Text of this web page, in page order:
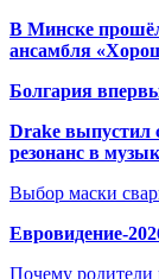
В Минске
ансамбля
Болгария
Drake выпустил
резонанс в
Выбор маски
Евровидение-
Почему